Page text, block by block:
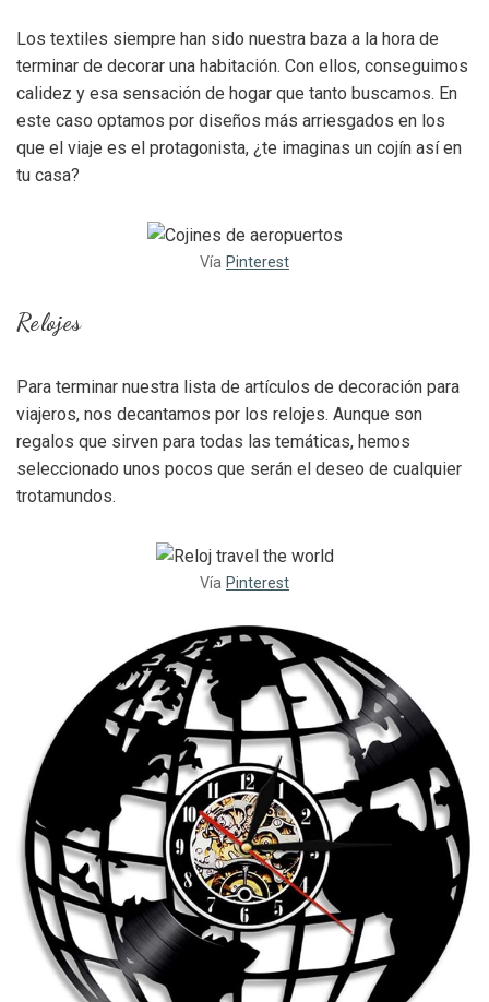
Los textiles siempre han sido nuestra baza a la hora de
terminar de decorar una habitación. Con ellos, conseguimos
calidez y esa sensación de hogar que tanto buscamos. En
este caso optamos por diseños más arriesgados en los
que el viaje es el protagonista, ¿te imaginas un cojín así en
tu casa?
Vía Pinterest
Relojes
Para terminar nuestra lista de artículos de decoración para
viajeros, nos decantamos por los relojes. Aunque son
regalos que sirven para todas las temáticas, hemos
seleccionado unos pocos que serán el deseo de cualquier
trotamundos.
Vía Pinterest